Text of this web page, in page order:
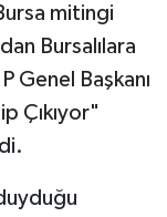
mitingi
Bursalılara
Genel Başkanı
Çıkıyor"